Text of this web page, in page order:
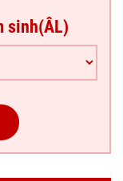
sinh(ÂL)